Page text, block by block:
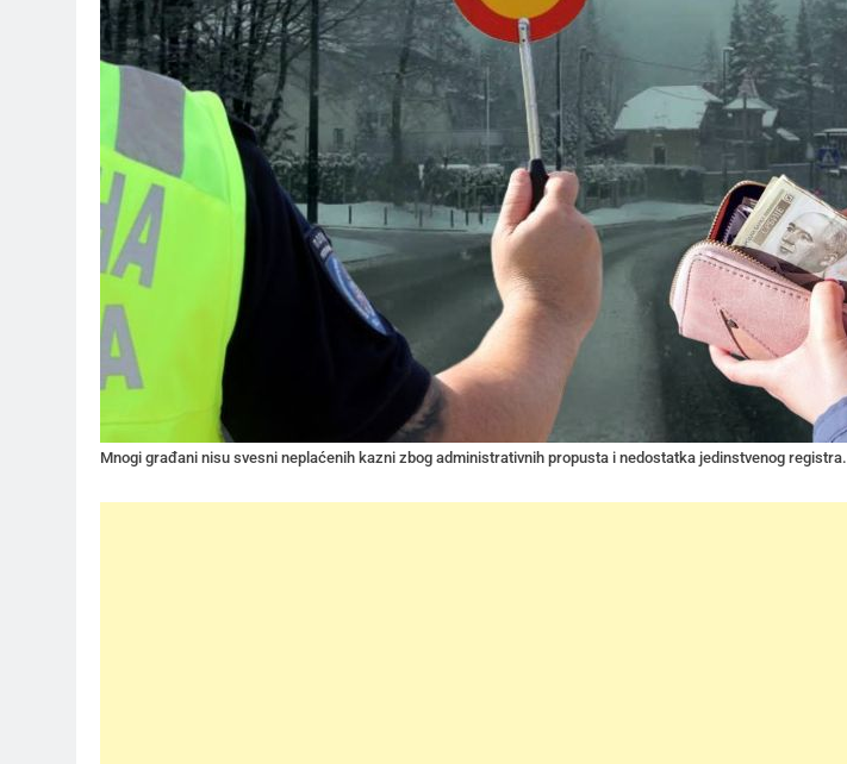
Mnogi građani nisu svesni neplaćenih kazni zbog administrativnih propusta i nedostatka jedinstvenog registra.